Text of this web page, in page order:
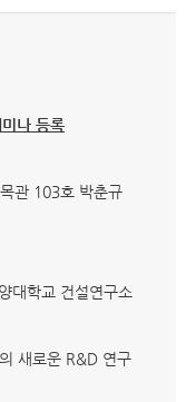
나 등록
관 103호 박춘규
대학교 건설연구소
새로운 R&D 연구